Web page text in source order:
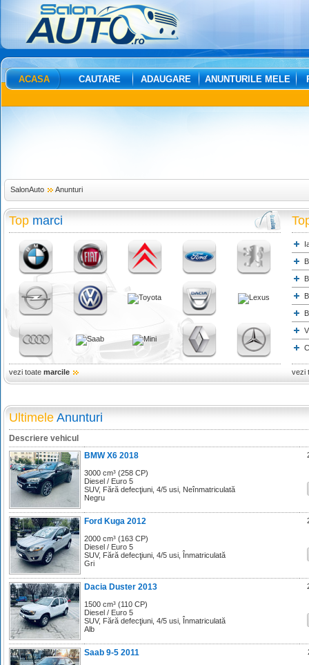
ACASA CAUTARE ADAUGARE ANUNTURILE MELE
SalonAuto Anunturi
Top marci
vezi toate marcile vezi
Ultimele Anunturi
Descriere vehicul
BMW X6 2018
3000 cm³ (258 CP)
Diesel / Euro 5
SUV, Fără defecţiuni, 4/5 usi, Neînmatriculată
Negru
Ford Kuga 2012
2000 cm³ (163 CP)
Diesel / Euro 5
SUV, Fără defecţiuni, 4/5 usi, Înmatriculată
Gri
Dacia Duster 2013
1500 cm³ (110 CP)
Diesel / Euro 5
SUV, Fără defecţiuni, 4/5 usi, Înmatriculată
Alb
Saab 9-5 2011